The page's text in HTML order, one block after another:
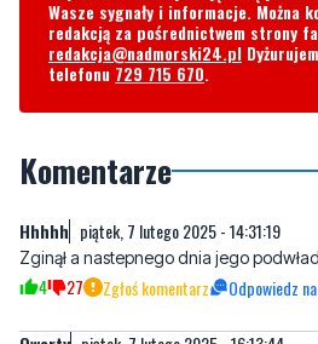
Komentarze
Zginął a nastepnego dnia jego
Qwerty piątek, 7 lutego 2025 - 16:13:44
Po 1 nie podealdna, po drugie ona